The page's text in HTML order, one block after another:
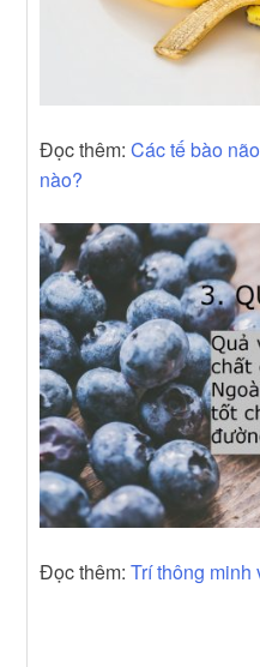
Đọc thêm:Các tế bào
nào?
Đọc thêm:Trí thông minh